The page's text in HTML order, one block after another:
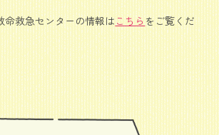
命救急センターの情報はこちらをご覧くだ